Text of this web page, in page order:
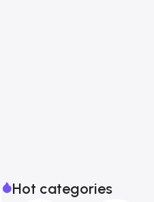
Hot categories